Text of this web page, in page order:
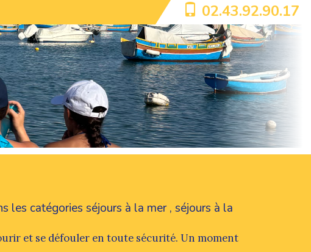
02.43.92.90.17
les catégories séjours à la mer, séjours à la
et se défouler en toute sécurité. Un moment